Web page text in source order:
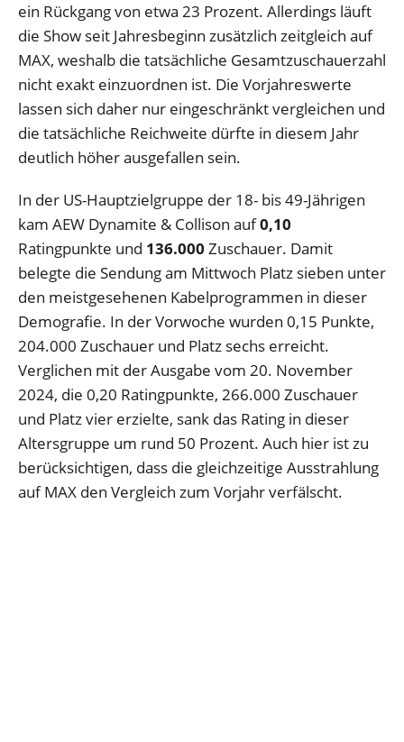
ein Rückgang von etwa 23 Prozent. Allerdings läuft
die Show seit Jahresbeginn zusätzlich zeitgleich auf
MAX, weshalb die tatsächliche Gesamtzuschauerzahl
nicht exakt einzuordnen ist. Die Vorjahreswerte
lassen sich daher nur eingeschränkt vergleichen und
die tatsächliche Reichweite dürfte in diesem Jahr
deutlich höher ausgefallen sein.
In der US-Hauptzielgruppe der 18- bis 49-Jährigen
kam AEW Dynamite & Collison auf0,10
Ratingpunkte und 136.000 Zuschauer. Damit
belegte die Sendung am Mittwoch Platz sieben unter
den meistgesehenen Kabelprogrammen in dieser
Demografie. In der Vorwoche wurden 0,15 Punkte,
204.000 Zuschauer und Platz sechs erreicht.
Verglichen mit der Ausgabe vom 20. November
2024, die 0,20 Ratingpunkte, 266.000 Zuschauer
und Platz vier erzielte, sank das Rating in dieser
Altersgruppe um rund 50 Prozent. Auch hier ist zu
berücksichtigen, dass die gleichzeitige Ausstrahlung
auf MAX den Vergleich zum Vorjahr verfälscht.